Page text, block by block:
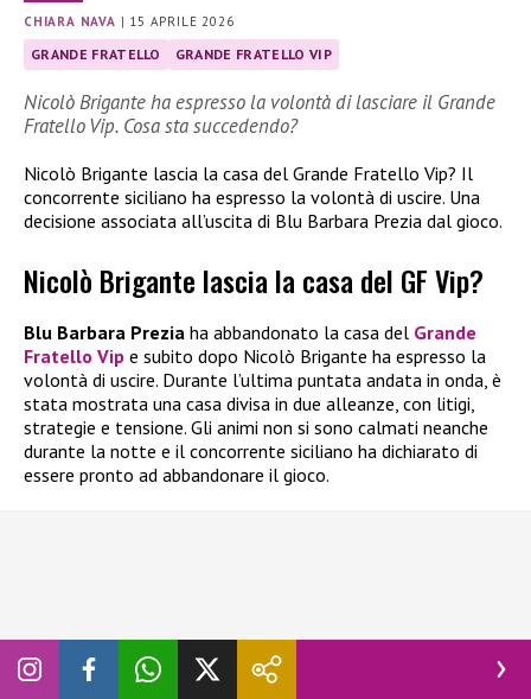
CHIARA NAVA | 15 APRILE 2026
GRANDE FRATELLO GRANDE FRATELLO VIP
Nicolò Brigante ha espresso la volontà di lasciare il Grande
Fratello Vip. Cosa sta succedendo?
Nicolò Brigante lascia la casa del Grande Fratello Vip? Il
concorrente siciliano ha espresso la volontà di uscire. Una
decisione associata all’uscita di Blu Barbara Prezia dal gioco.
Nicolò Brigante lascia la casa del GF Vip?
Blu Barbara Prezia ha abbandonato la casa del Grande
Fratello Vip e subito dopo Nicolò Brigante ha espresso la
volontà di uscire. Durante l’ultima puntata andata in onda, è
stata mostrata una casa divisa in due alleanze, con litigi,
strategie e tensione. Gli animi non si sono calmati neanche
durante la notte e il concorrente siciliano ha dichiarato di
essere pronto ad abbandonare il gioco.